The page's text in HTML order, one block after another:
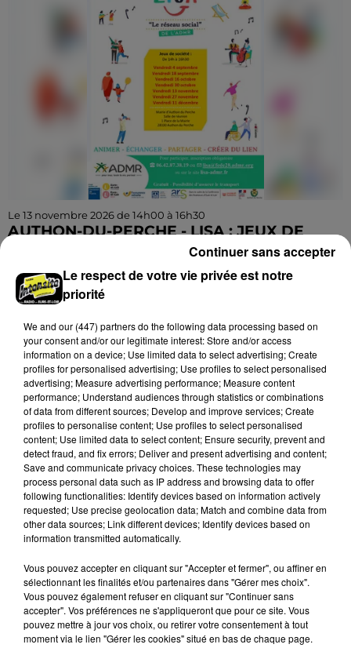
Le 13 novembre 2026 de 14h00 à 16h30
AUTHON-DU-PERCHE - LISA : JEUX DE
Vendredi 4 et 18 septembre, 16 et 30 octobre, 13 et 27
novembre, 11 décembre de 14h00 à 16h30 à la mairie
de Authon-du-Perche : Jeux de société. Gratuit, sur...
Le 27 novembre 2026 de 14h00 à 16h30
AUTHON-DU-PERCHE - LISA : JEUX DE
SOCIÉTÉ
Vendredi 4 et 18 septembre, 16 et 30 octobre, 13 et 27
Le respect de votre vie privée est notre
priorité
We and our (447) partnersdo the following data processing based on
your consent and/or our legitimate interest: Store and/or access
information on a device; Use limited data to select advertising; Create
profiles for personalised advertising; Use profiles to select personalised
advertising; Measure advertising performance; Measure content
performance; Understand audiences through statistics or combinations
of data from different sources; Develop and improve services; Create
profiles to personalise content; Use profiles to select personalised
content; Use limited data to select content; Ensure security, prevent and
detect fraud, and fix errors; Deliver and present advertising and content;
Save and communicate privacy choices. These technologies may
process personal data such as IP address and browsing data to offer
following functionalities: Identify devices based on information actively
requested; Use precise geolocation data; Match and combine data from
other data sources; Link different devices; Identify devices based on
information transmitted automatically.
Vous pouvez accepter en cliquant sur "Accepter et fermer", ou affiner en
sélectionnant les finalités et/ou partenaires dans "Gérer mes choix".
Vous pouvez également refuser en cliquant sur "Continuer sans
accepter". Vos préférences ne s'appliqueront que pour ce site. Vous
pouvez mettre à jour vos choix, ou retirer votre consentement à tout
moment via le lien "Gérer les cookies" situé en bas de chaque page.
Continuer sans accepter